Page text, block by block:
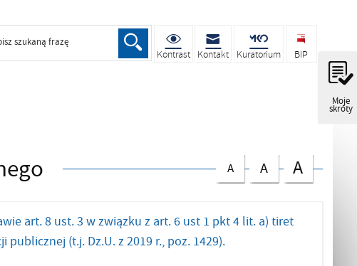
Moje
skróty
szukaną frazę
Kontrast Kontakt Kuratorium BIP
A A A
art. 8 ust. 3 w związku z art. 6 ust 1 pkt 4 lit. a) tiret
(t.j. Dz.U. z 2019 r., poz. 1429).